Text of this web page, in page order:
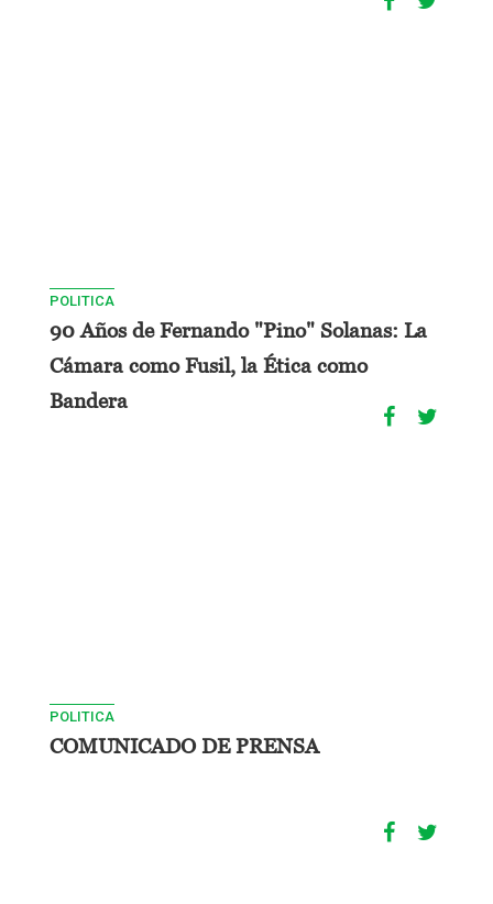
POLITICA
90 Años de Fernando "Pino" Solanas: La
Cámara como Fusil, la Ética como
Bandera
POLITICA
COMUNICADO DE PRENSA